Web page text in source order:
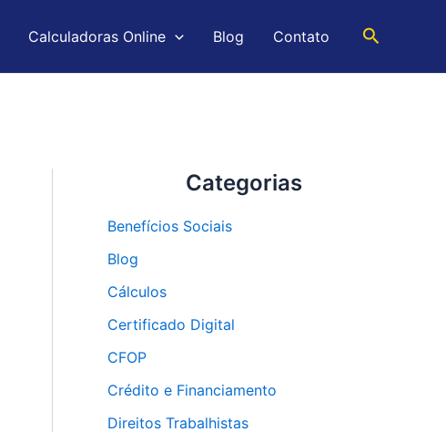
Calculadoras Online Blog Contato Pesquisar
Categorias
Benefícios Sociais
Blog
Cálculos
Certificado Digital
CFOP
Crédito e Financiamento
Direitos Trabalhistas